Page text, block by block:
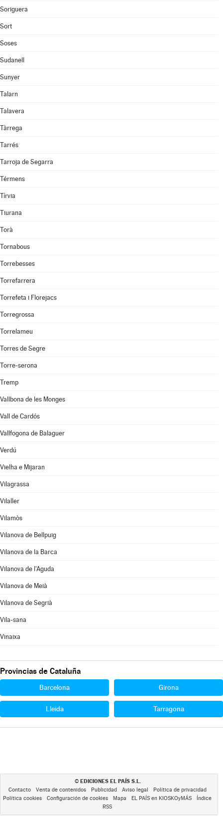
Soriguera
Sort
Soses
Sudanell
Sunyer
Talarn
Talavera
Tàrrega
Tarrés
Tarroja de Segarra
Térmens
Tírvia
Tiurana
Torà
Tornabous
Torrebesses
Torrefarrera
Torrefeta i Florejacs
Torregrossa
Torrelameu
Torres de Segre
Torre-serona
Tremp
Vallbona de les Monges
Vall de Cardós
Vallfogona de Balaguer
Verdú
Vielha e Mijaran
Vilagrassa
Vilaller
Vilamòs
Vilanova de Bellpuig
Vilanova de la Barca
Vilanova de l'Aguda
Vilanova de Meià
Vilanova de Segrià
Vila-sana
Vinaixa
Provincias de Cataluña
Barcelona Girona
Lleida Tarragona
© EDICIONES EL PAÍS S.L.
Contacto Venta de contenidos Publicidad Aviso legal
Política de privacidad
Política cookies
Configuración de cookies Mapa EL PAÍS en KIOSKOyMÁS
Índice
RSS